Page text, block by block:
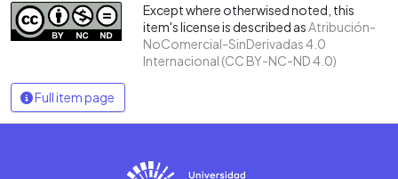
Except where otherwised noted, this
item's license is described asAtribución-
NoComercial-SinDerivadas 4.0
Internacional (CC BY-NC-ND 4.0)
Full item page